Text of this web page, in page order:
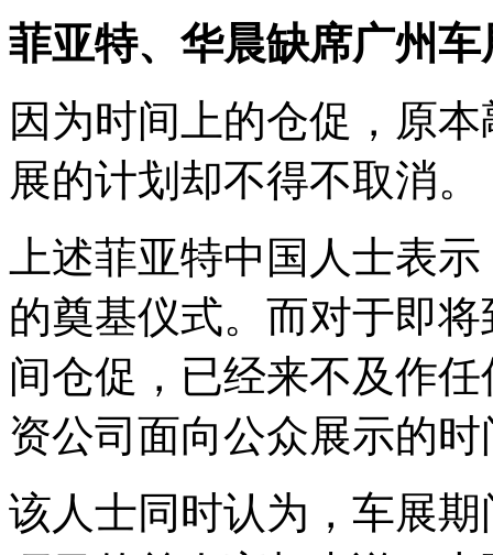
菲亚特、华晨缺席广州车
因为时间上的仓促，原
展的计划却不得不取消。
上述菲亚特中国人士表
的奠基仪式。而对于即将
间仓促，已经来不及作
资公司面向公众展示的
该人士同时认为，车展